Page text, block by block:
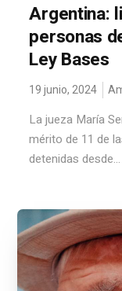
Argentina:
personas
Ley Bases
19 junio, 2024
La jueza María
mérito de 11 de
detenidas desde...